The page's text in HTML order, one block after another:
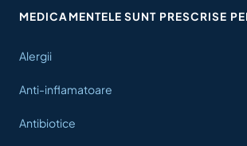
MEDICAMENTELE SUNT PRESCRISE
Alergii
Anti-inflamatoare
Antibiotice